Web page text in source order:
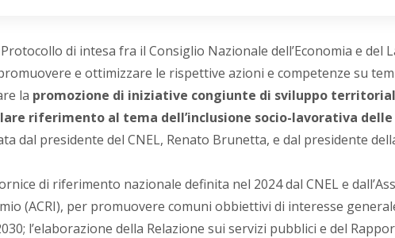
di intesa fra il Consiglio Nazionale dell’Economia e del
e ottimizzare le rispettive azioni e competenze su
la promozione di iniziative congiunte di sviluppo
riferimento al tema dell’inclusione socio-lavorativa delle
dal presidente del CNEL, Renato Brunetta, e dal presidente
di riferimento nazionale definita nel 2024 dal CNEL e
(ACRI), per promuovere comuni obbiettivi di interesse
l’elaborazione della Relazione sui servizi pubblici e del